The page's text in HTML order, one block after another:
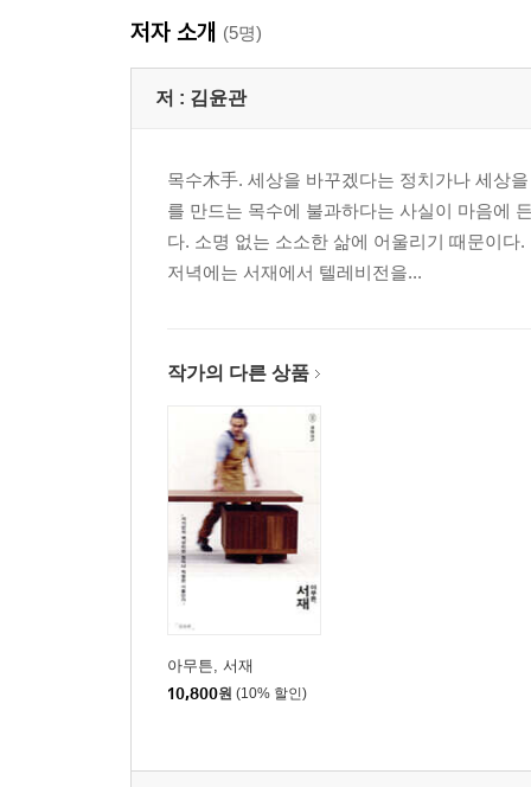
저자 소개 (5명)
저 : 김윤관
목수木手. 세상을 바꾸겠다는 정치가나 세상
를 만드는 목수에 불과하다는 사실이 마음에
다. 소명 없는 소소한 삶에 어울리기 때문이다
저녁에는 서재에서 텔레비전을...
작가의 다른 상품
아무튼, 서재
10,800원 (10% 할인)